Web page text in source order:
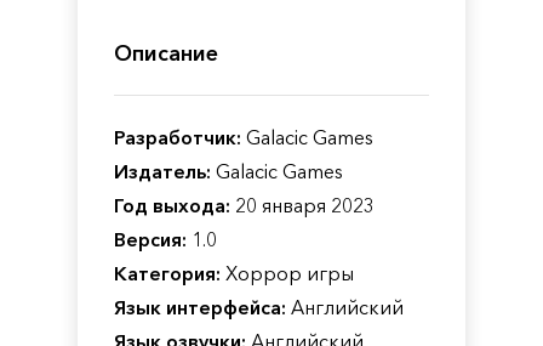
Описание
Разработчик: Galacic Games
Издатель: Galacic Games
Год выхода: 20 января 2023
Версия: 1.0
Категория: Хоррор игры
Язык интерфейса: Английский
Язык озвучки: Английский